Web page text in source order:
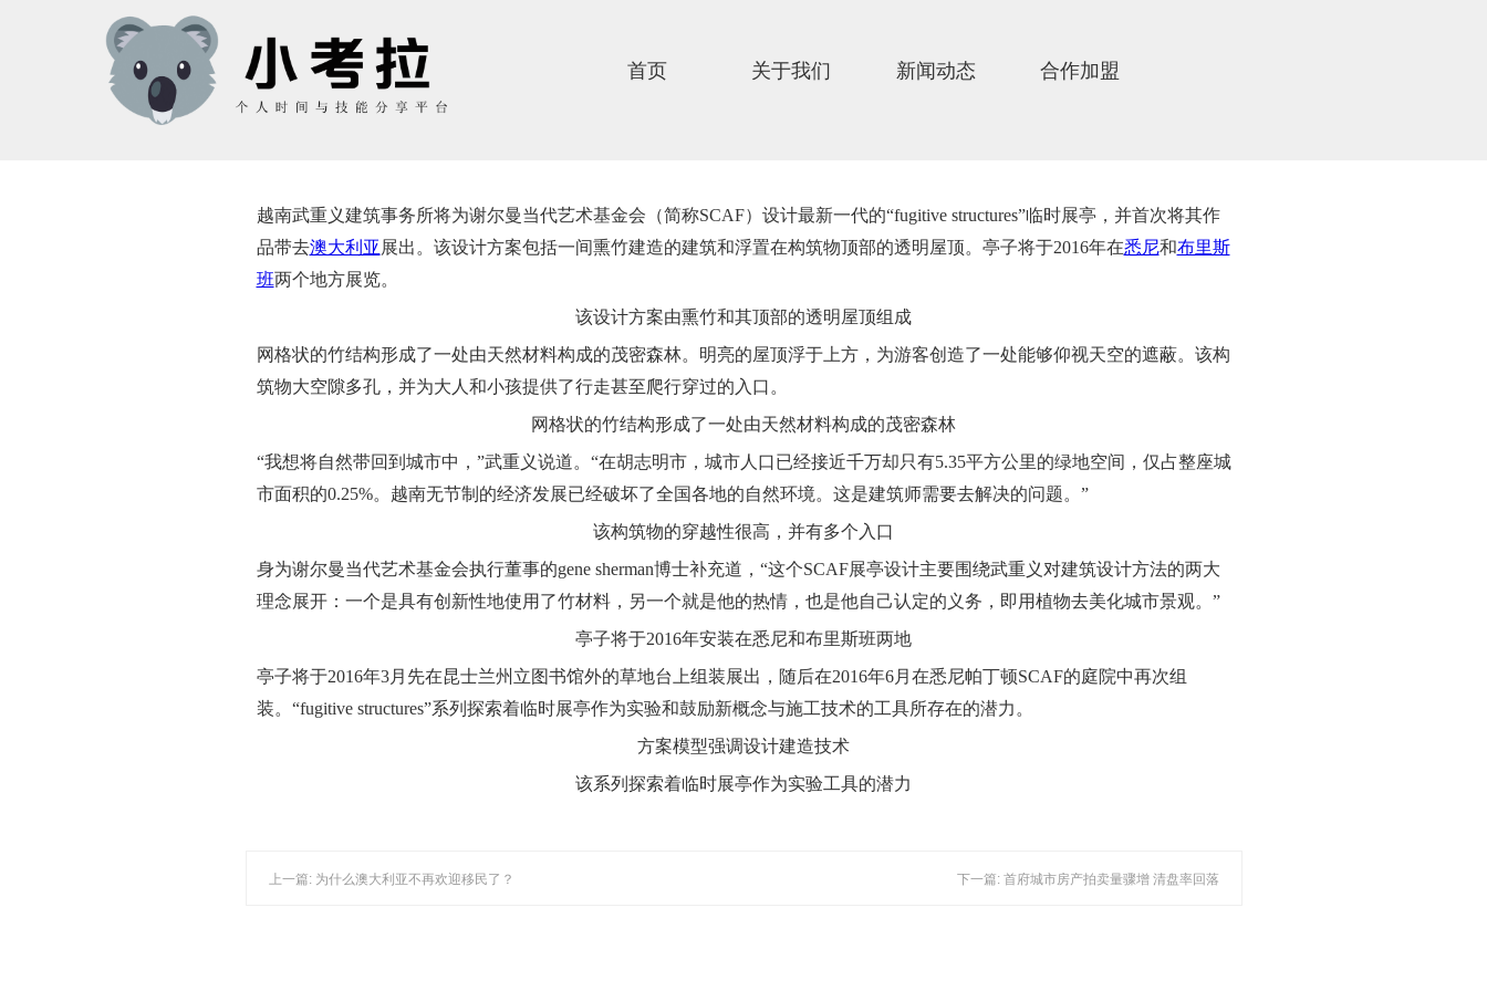
首页 关于我们 新闻动态 合作加盟
越南武重义建筑事务所将为谢尔曼当代艺术基金会（简称SCAF）设计最新一代的“fugitive structures”临时展亭，并首次将其作
品带去澳大利亚 展出。该设计方案包括一间熏竹建造的建筑和浮置在构筑物顶部的透明屋顶。亭子将于2016年在悉尼和布里斯
班两个地方展览。
该设计方案由熏竹和其顶部的透明屋顶组成
网格状的竹结构形成了一处由天然材料构成的茂密森林。明亮的屋顶浮于上方，为游客创造了一处能够仰视天空的遮蔽。该构
筑物大空隙多孔，并为大人和小孩提供了行走甚至爬行穿过的入口。
网格状的竹结构形成了一处由天然材料构成的茂密森林
“我想将自然带回到城市中，”武重义说道。“在胡志明市，城市人口已经接近千万却只有5.35平方公里的绿地空间，仅占整座城
市面积的0.25%。越南无节制的经济发展已经破坏了全国各地的自然环境。这是建筑师需要去解决的问题。”
该构筑物的穿越性很高，并有多个入口
身为谢尔曼当代艺术基金会执行董事的gene sherman博士补充道，“这个SCAF展亭设计主要围绕武重义对建筑设计方法的两大
理念展开：一个是具有创新性地使用了竹材料，另一个就是他的热情，也是他自己认定的义务，即用植物去美化城市景观。”
亭子将于2016年安装在悉尼和布里斯班两地
亭子将于2016年3月先在昆士兰州立图书馆外的草地台上组装展出，随后在2016年6月在悉尼帕丁顿SCAF的庭院中再次组
装。“fugitive structures”系列探索着临时展亭作为实验和鼓励新概念与施工技术的工具所存在的潜力。
方案模型强调设计建造技术
该系列探索着临时展亭作为实验工具的潜力
上一篇: 为什么澳大利亚不再欢迎移民了？ 下一篇: 首府城市房产拍卖量骤增 清盘率回落